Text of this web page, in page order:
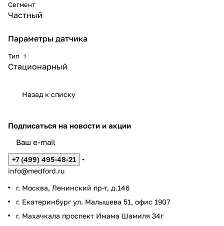
Сегмент
Частный
Параметры датчика
Тип ?
Стационарный
Назад к списку
Подписаться на новости и акции
+7 (499) 495-48-21
info@medford.ru
г. Москва, Ленинский пр-т, д.146
г. Екатеринбург ул. Малышева 51, офис 1907
г. Махачкала проспект Имама Шамиля 34г